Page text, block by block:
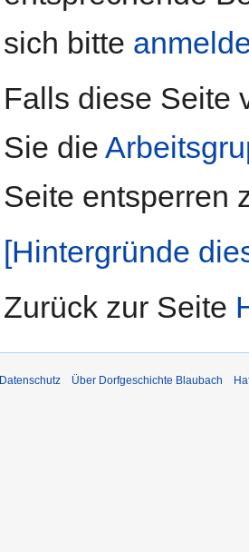
sich bitte
Falls diese Seite
Sie die
Seite entsperren
[Hintergründe
Zurück zur Seite
Datenschutz Über Dorfgeschichte Blaubach